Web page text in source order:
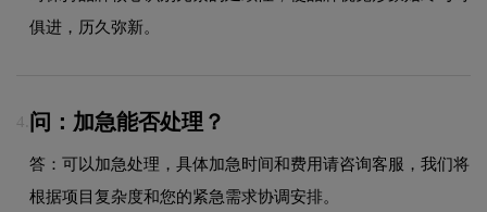
俱进，历久弥新。
4. 问：加急能否处理？
答：可以加急处理，具体加急时间和费用请咨询客服，我们将
根据项目复杂度和您的紧急需求协调安排。